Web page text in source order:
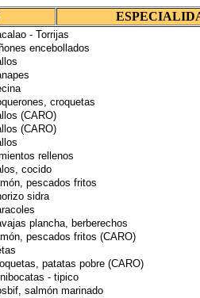
- Torrijas
encebollados
croquetas
(CARO)
(CARO)
rellenos
cocido
pescados fritos
sidra
plancha, berberechos
pescados fritos (CARO)
patatas pobre (CARO)
- tipico
salmón marinado